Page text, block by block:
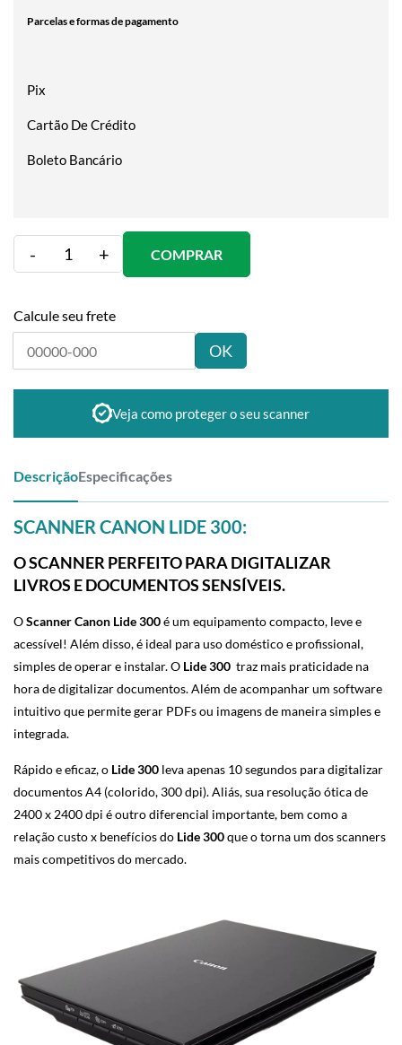
Parcelas e formas de pagamento
Pix
Cartão De Crédito
Boleto Bancário
- + COMPRAR
Calcule seu frete
OK
Veja como proteger o seu scanner
DescriçãoEspecificações
SCANNER CANON LIDE 300:
O SCANNER PERFEITO PARA DIGITALIZAR
LIVROS E DOCUMENTOS SENSÍVEIS.
OScanner Canon Lide 300é um equipamento compacto, leve e
acessível! Além disso, é ideal para uso doméstico e profissional,
simples de operar e instalar. O Lide 300 traz mais praticidade na
hora de digitalizar documentos. Além de acompanhar um software
intuitivo que permite gerar PDFs ou imagens de maneira simples e
integrada.
Rápido e eficaz, o Lide 300 leva apenas 10 segundos para digitalizar
documentos A4 (colorido, 300 dpi). Aliás, sua resolução ótica de
2400 x 2400 dpi é outro diferencial importante, bem como a
relação custo x benefícios do Lide 300que o torna um dos scanners
mais competitivos do mercado.